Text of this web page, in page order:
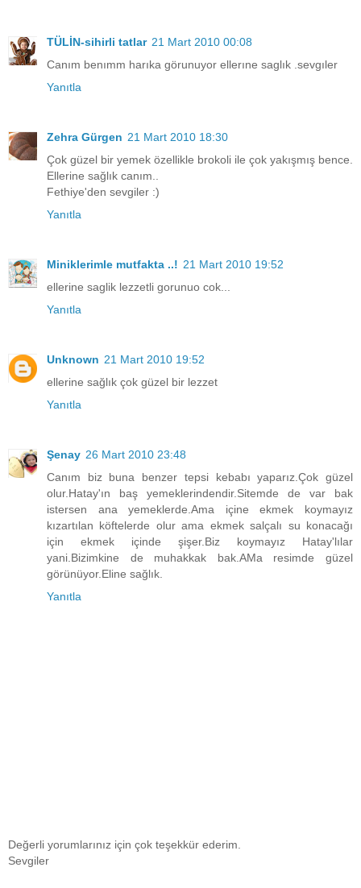
TÜLİN-sihirli tatlar 21 Mart 2010 00:08
Canım benımm harıka görunuyor ellerıne saglık .sevgıler
Yanıtla
Zehra Gürgen 21 Mart 2010 18:30
Çok güzel bir yemek özellikle brokoli ile çok yakışmış bence.
Ellerine sağlık canım..
Fethiye'den sevgiler :)
Yanıtla
Miniklerimle mutfakta ..! 21 Mart 2010 19:52
ellerine saglik lezzetli gorunuo cok...
Yanıtla
Unknown 21 Mart 2010 19:52
ellerine sağlık çok güzel bir lezzet
Yanıtla
Şenay 26 Mart 2010 23:48
Canım biz buna benzer tepsi kebabı yaparız.Çok güzel
olur.Hatay'ın baş yemeklerindendir.Sitemde de var bak
istersen ana yemeklerde.Ama içine ekmek koymayız
kızartılan köftelerde olur ama ekmek salçalı su konacağı
için ekmek içinde şişer.Biz koymayız Hatay'lılar
yani.Bizimkine de muhakkak bak.AMa resimde güzel
görünüyor.Eline sağlık.
Yanıtla
Değerli yorumlarınız için çok teşekkür ederim.
Sevgiler